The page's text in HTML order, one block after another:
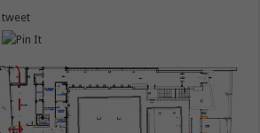
tweet